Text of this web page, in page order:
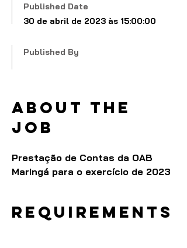
Published Date
30 de abril de 2023 às 15:00:00
Published By
About the
job
Prestação de Contas da OAB
Maringá para o exercício de 2023
Requirements